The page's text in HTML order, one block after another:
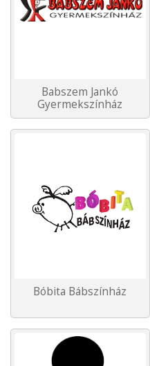
Babszem Jankó
Gyermekszínház
Bóbita Bábszínház